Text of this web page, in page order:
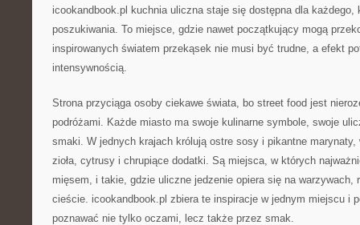
icookandbook.pl kuchnia uliczna staje się dostępna dla każdego,
poszukiwania. To miejsce, gdzie nawet początkujący mogą
inspirowanych światem przekąsek nie musi być trudne, a efekt
intensywnością.
Strona przyciąga osoby ciekawe świata, bo street food jest
podróżami. Każde miasto ma swoje kulinarne symbole, swoje
smaki. W jednych krajach królują ostre sosy i pikantne marynaty,
zioła, cytrusy i chrupiące dodatki. Są miejsca, w których
mięsem, i takie, gdzie uliczne jedzenie opiera się na warzywach,
cieście. icookandbook.pl zbiera te inspiracje w jednym miejscu i
poznawać nie tylko oczami, lecz także przez smak.